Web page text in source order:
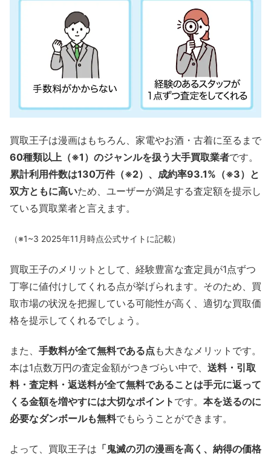
買取王子は漫画はもちろん、家電やお酒・古着に至るまで
60種類以上（※1）のジャンルを扱う大手買取業者です。
累計利用件数は130万件（※2）、成約率93.1%（※3）と
双方ともに高いため、ユーザーが満足する査定額を提示し
ている買取業者と言えます。
（※1~3 2025年11月時点公式サイトに記載）
買取王子のメリットとして、経験豊富な査定員が1点ずつ
丁寧に値付けしてくれる点が挙げられます。そのため、買
取市場の状況を把握している可能性が高く、適切な買取価
格を提示してくれるでしょう。
また、 手数料が全て無料である点 も大きなメリットです。
本は1点数万円の査定金額がつきづらい中で、 送料・引取
料・査定料・返送料が全て無料であることは手元に返って
くる金額を増やすには大切なポイント です。 本を送るのに
必要なダンボールも無料でもらうことができます。
よって、買取王子は 「鬼滅の刃の漫画を高く、納得の価格